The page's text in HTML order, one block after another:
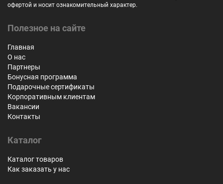
офертой и носит ознакомительный характер.
Полезное на сайте
Главная
О нас
Партнеры
Бонусная программа
Подарочные сертификаты
Корпоративным клиентам
Вакансии
Контакты
Каталог
Каталог товаров
Как заказать у нас